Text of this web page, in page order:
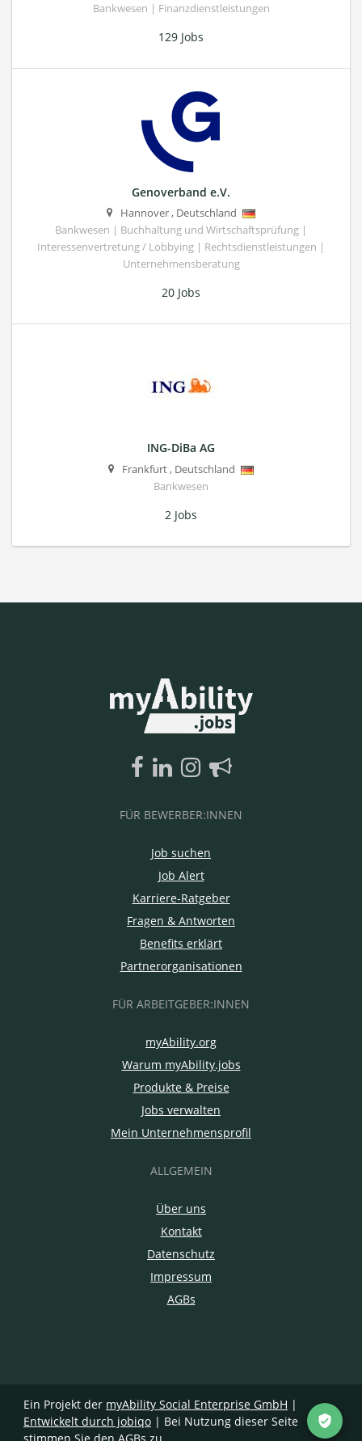
Bankwesen | Finanzdienstleistungen
129 Jobs
Genoverband e.V.
Hannover, Deutschland
Bankwesen | Buchhaltung und Wirtschaftsprüfung |
Interessenvertretung / Lobbying | Rechtsdienstleistungen |
Unternehmensberatung
20 Jobs
ING-DiBa AG
Frankfurt, Deutschland
Bankwesen
2 Jobs
FÜR BEWERBER:INNEN
Job suchen
Job Alert
Karriere-Ratgeber
Fragen & Antworten
Benefits erklärt
Partnerorganisationen
FÜR ARBEITGEBER:INNEN
myAbility.org
Warum myAbility.jobs
Produkte & Preise
Jobs verwalten
Mein Unternehmensprofil
ALLGEMEIN
Über uns
Kontakt
Datenschutz
Impressum
AGBs
Ein Projekt der myAbility Social Enterprise GmbH |
Entwickelt durch jobiqo | Bei Nutzung dieser Seite